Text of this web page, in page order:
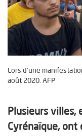
Lors d’une
août 2020. AFP
Plusieurs villes,
Cyrénaïque,